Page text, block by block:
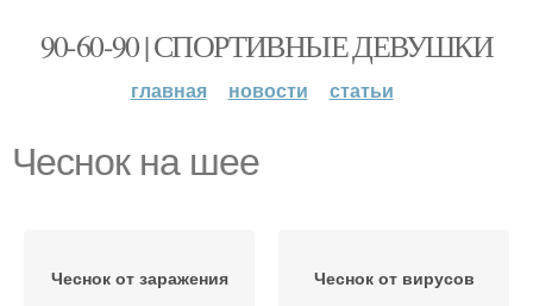
90-60-90 | СПОРТИВНЫЕ ДЕВУШКИ
главная новости статьи
Чеснок на шее
Чеснок от заражения Чеснок от вирусов